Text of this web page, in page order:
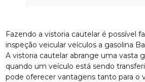
Fazendo a vistoria cautelar é possível
inspeção veicular veículos a gasolina
A vistoria cautelar abrange uma vasta
quando um veículo está sendo
pode oferecer vantagens tanto para o